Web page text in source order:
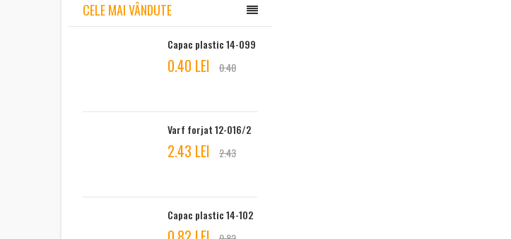
CELE MAI VÂNDUTE
Capac plastic 14-099
0.40 LEI 0.40
Varf forjat 12-016/2
2.43 LEI 2.43
Capac plastic 14-102